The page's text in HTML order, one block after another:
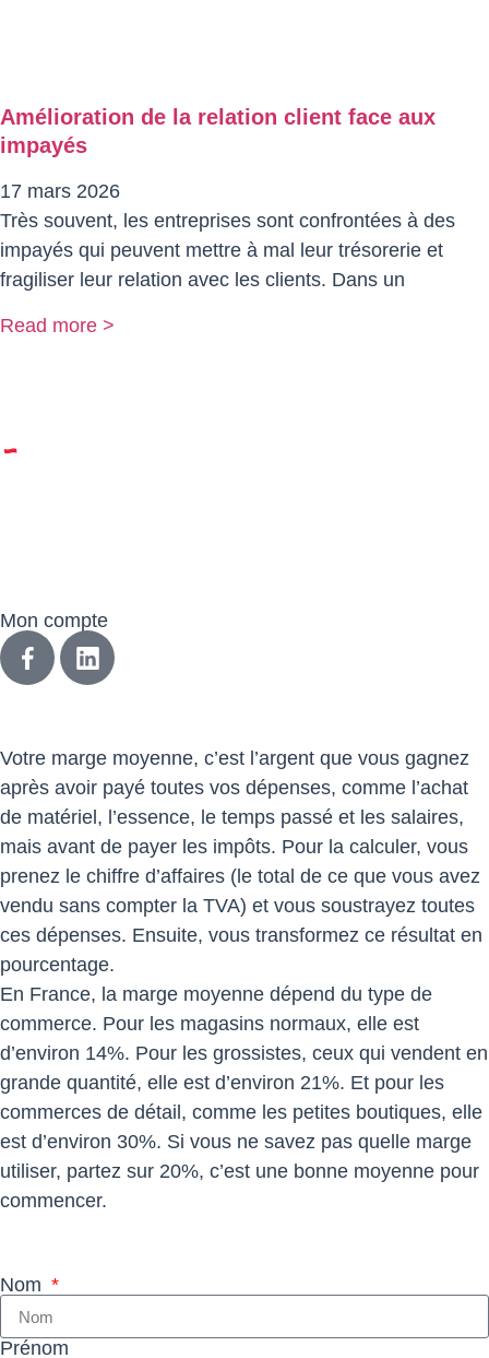
Amélioration de la relation client face aux
impayés
17 mars 2026
Très souvent, les entreprises sont confrontées à des
impayés qui peuvent mettre à mal leur trésorerie et
fragiliser leur relation avec les clients. Dans un
Read more >
Mon compte
Votre marge moyenne, c’est l’argent que vous gagnez
après avoir payé toutes vos dépenses, comme l’achat
de matériel, l’essence, le temps passé et les salaires,
mais avant de payer les impôts. Pour la calculer, vous
prenez le chiffre d’affaires (le total de ce que vous avez
vendu sans compter la TVA) et vous soustrayez toutes
ces dépenses. Ensuite, vous transformez ce résultat en
pourcentage.
En France, la marge moyenne dépend du type de
commerce. Pour les magasins normaux, elle est
d’environ 14%. Pour les grossistes, ceux qui vendent en
grande quantité, elle est d’environ 21%. Et pour les
commerces de détail, comme les petites boutiques, elle
est d’environ 30%. Si vous ne savez pas quelle marge
utiliser, partez sur 20%, c’est une bonne moyenne pour
commencer.
Nom
Prénom